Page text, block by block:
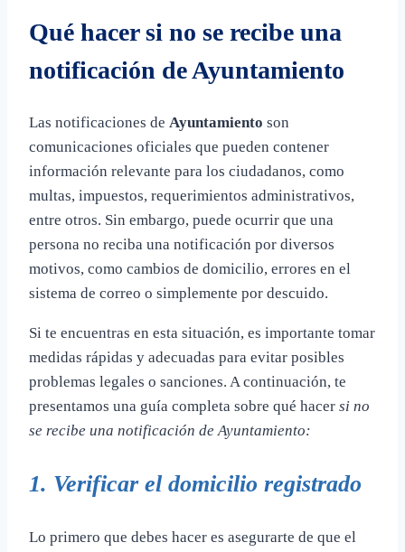
Qué hacer si no se recibe una
notificación de Ayuntamiento
Las notificaciones de Ayuntamiento son
comunicaciones oficiales que pueden contener
información relevante para los ciudadanos, como
multas, impuestos, requerimientos administrativos,
entre otros. Sin embargo, puede ocurrir que una
persona no reciba una notificación por diversos
motivos, como cambios de domicilio, errores en el
sistema de correo o simplemente por descuido.
Si te encuentras en esta situación, es importante tomar
medidas rápidas y adecuadas para evitar posibles
problemas legales o sanciones. A continuación, te
presentamos una guía completa sobre qué hacer si no
se recibe una notificación de Ayuntamiento:
1. Verificar el domicilio registrado
Lo primero que debes hacer es asegurarte de que el